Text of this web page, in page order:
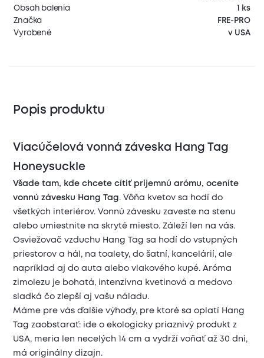
Obsah balenia
1 ks
Značka
FRE-PRO
Vyrobené
v USA
Popis produktu
Viacúčelová vonná záveska Hang Tag
Honeysuckle
Všade tam, kde chcete cítiť príjemnú arómu, oceníte
vonnú závesku Hang Tag . Vôňa kvetov sa hodí do
všetkých interiérov. Vonnú závesku zaveste na stenu
alebo umiestnite na skryté miesto. Záleží len na vás.
Osviežovač vzduchu Hang Tag sa hodí do vstupných
priestorov a hál, na toalety, do šatní, kancelárií, ale
napríklad aj do auta alebo vlakového kupé. Aróma
zimolezu je bohatá, intenzívna kvetinová a medovo
sladká čo zlepší aj vašu náladu.
Máme pre vás ďalšie výhody, pre ktoré sa oplatí Hang
Tag zaobstarať: ide o ekologicky priaznivý produkt z
USA, meria len necelých 14 cm a vydrží voňať až 30 dní,
má originálny dizajn.